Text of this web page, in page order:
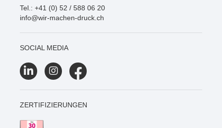
Tel.: +41 (0) 52 / 588 06 20
info@wir-machen-druck.ch
SOCIAL MEDIA
ZERTIFIZIERUNGEN